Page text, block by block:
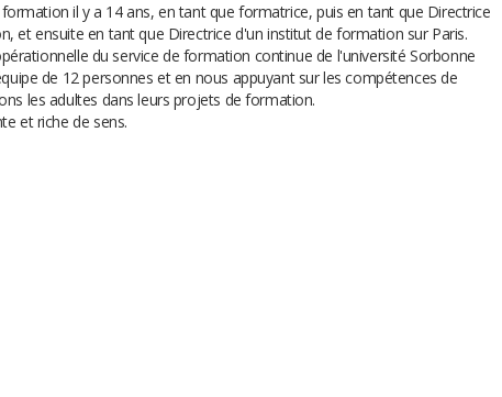
il y a 14 ans, en tant que formatrice, puis en tant que Directrice
et ensuite en tant que Directrice d'un institut de formation sur Paris.
du service de formation continue de l'université Sorbonne
de 12 personnes et en nous appuyant sur les compétences de
les adultes dans leurs projets de formation.
et riche de sens.